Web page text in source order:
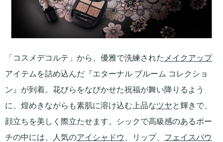
「コスメデコルテ」から、優雅で洗練された メイクアップ
アイテムを詰め込んだ『エターナル ブルーム コレクショ
ン』が到着。花びらをなびかせた祝福が舞い降りるよう
に、煌めきながらも素肌に溶け込む上品なツヤと輝きで、
顔立ちを美しく際立たせます。シックで高級感のあるポー
チの中には、人気のアイシャドウ 、リップ、 フェイスパウ